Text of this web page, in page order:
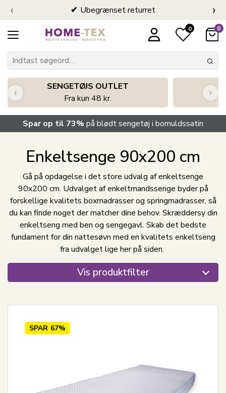
Ubegrænset returret
‹ ›
0 0
SENGETØJS OUTLET
Fra kun 48 kr.
‹ ›
Spar op til 73% på blødt sengetøj i bomuldssatin
Enkeltsenge 90x200 cm
Gå på opdagelse i det store udvalg af enkeltsenge
90x200 cm. Udvalget af enkeltmandssenge byder på
forskellige kvalitets boxmadrasser og springmadrasser, så
du kan finde noget der matcher dine behov. Skræddersy din
enkeltseng med ben og sengegavl. Skab det bedste
fundament for din nattesøvn med en kvalitets enkeltseng
fra udvalget lige her på siden.
Vis produktfilter
SPAR 67%